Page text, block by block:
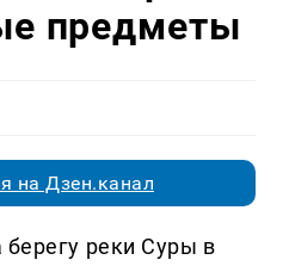
предметы
на Дзен.канал
берегу реки Суры в